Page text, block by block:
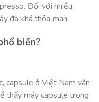
Đối với nhiều
đã khá thỏa mãn.
biến?
capsule ở Việt Nam vẫn
thấy máy capsule trong